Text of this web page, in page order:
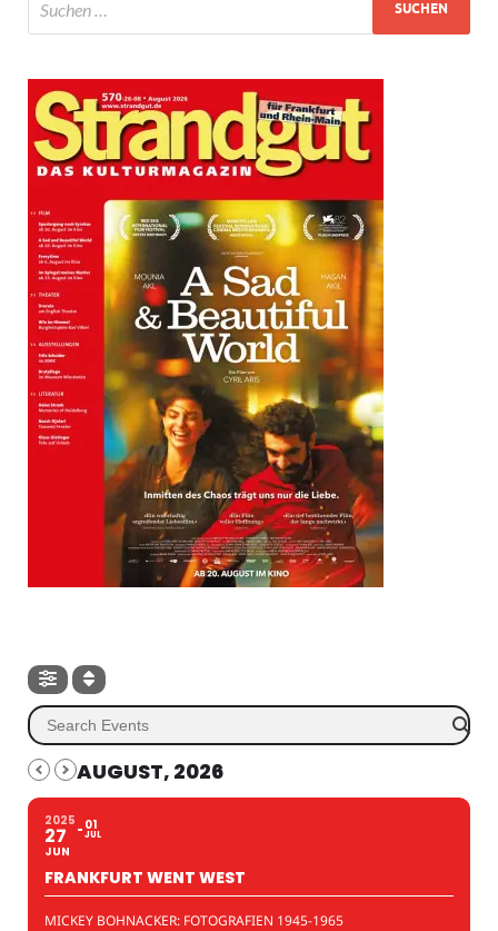
AUGUST, 2026
2025
27
JUN
01
JUL
FRANKFURT WENT WEST
MICKEY BOHNACKER: FOTOGRAFIEN 1945-1965